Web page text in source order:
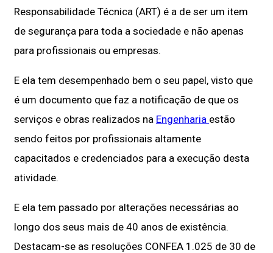
Responsabilidade Técnica (ART) é a de ser um item
de segurança para toda a sociedade e não apenas
para profissionais ou empresas.
E ela tem desempenhado bem o seu papel, visto que
é um documento que faz a notificação de que os
serviços e obras realizados na Engenharia estão
sendo feitos por profissionais altamente
capacitados e credenciados para a execução desta
atividade.
E ela tem passado por alterações necessárias ao
longo dos seus mais de 40 anos de existência.
Destacam-se as resoluções CONFEA 1.025 de 30 de